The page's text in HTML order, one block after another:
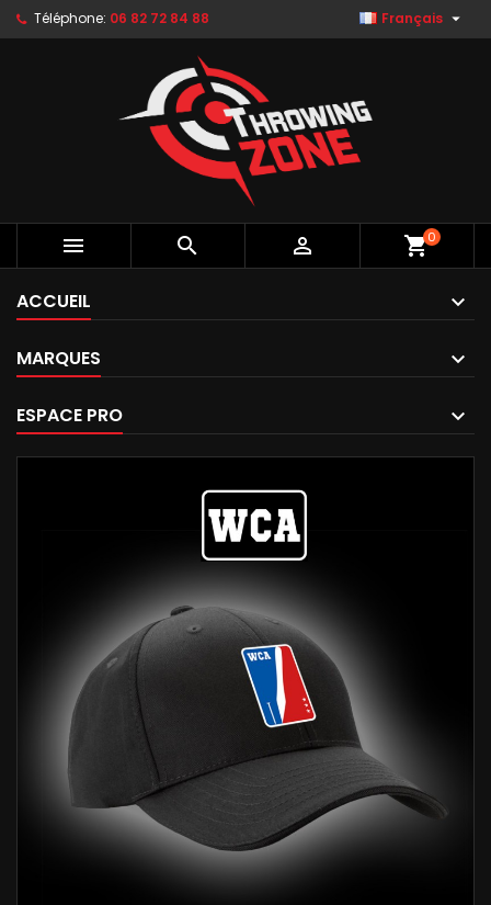
Téléphone: 06 82 72 84 88 Français 
   shopping_cart0
ACCUEIL
MARQUES
ESPACE PRO